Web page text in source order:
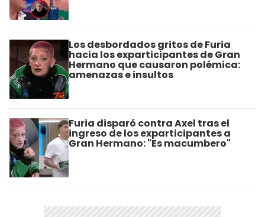
Los desbordados gritos de Furia
hacia los exparticipantes de Gran
Hermano que causaron polémica:
amenazas e insultos
Furia disparó contra Axel tras el
ingreso de los exparticipantes a
Gran Hermano: "Es macumbero"